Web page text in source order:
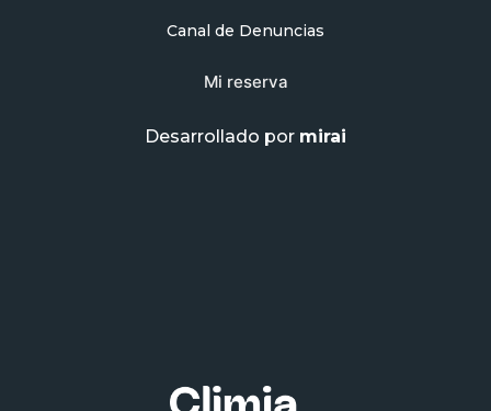
Canal de Denuncias
Mi reserva
Desarrollado por mirai